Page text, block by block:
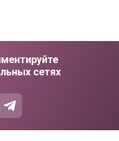
сетях